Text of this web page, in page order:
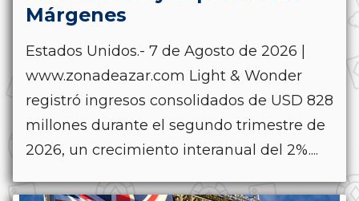
Márgenes
Estados Unidos.- 7 de Agosto de 2026 |
www.zonadeazar.com Light & Wonder
registró ingresos consolidados de USD 828
millones durante el segundo trimestre de
2026, un crecimiento interanual del 2%....